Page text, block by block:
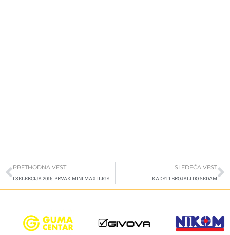
Prev
PRETHODNA VEST
I SELEKCIJA 2016. PRVAK MINI MAXI LIGE
SLEDEĆA VEST
KADETI BROJALI DO SEDAM